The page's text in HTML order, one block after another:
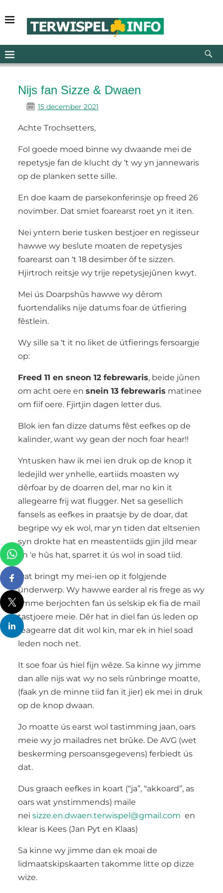
Nijs fan Sizze & Dwaen
15 december 2021
Achte Trochsetters,
Fol goede moed binne wy dwaande mei de
repetysje fan de klucht dy ‘t wy yn jannewaris
op de planken sette sille.
En doe kaam de parsekonferinsje op freed 26
novimber. Dat smiet foarearst roet yn it iten.
Nei yntern berie tusken bestjoer en regisseur
hawwe wy beslute moaten de repetysjes
foarearst oan ‘t 18 desimber ôf te sizzen.
Hjirtroch reitsje wy trije repetysjejûnen kwyt.
Mei ús Doarpshûs hawwe wy dêrom
fuortendaliks nije datums foar de útfiering
fêstlein.
Wy sille sa ‘t it no liket de útfierings fersoargje
op:
Freed 11 en sneon 12 febrewaris, beide jûnen
om acht oere en snein 13 febrewaris matinee
om fiif oere. Fjirtjin dagen letter dus.
Blok ien fan dizze datums fêst eefkes op de
kalinder, want wy gean der noch foar hear!!
Yntusken haw ik mei ien druk op de knop it
ledejild wer ynhelle, eartiids moasten wy
dêrfoar by de doarren del, mar no kin it
allegearre frij wat flugger. Net sa gesellich
fansels as eefkes in praatsje by de doar, dat
begripe wy ek wol, mar yn tiden dat eltsenien
syn drokte hat en meastentiids gjin jild mear
yn ‘e hûs hat, sparret it ús wol in soad tiid.
Dat bringt my mei-ien op it folgjende
ûnderwerp. Wy hawwe earder al ris frege as wy
jimme berjochten fan ús selskip ek fia de mail
tastjoere meie. Dêr hat in diel fan ús leden op
reagearre dat dit wol kin, mar ek in hiel soad
leden noch net.
It soe foar ús hiel fijn wêze. Sa kinne wy jimme
dan alle nijs wat wy no sels rûnbringe moatte,
(faak yn de minne tiid fan it jier) ek mei in druk
op de knop dwaan.
Jo moatte ús earst wol tastimming jaan, oars
meie wy jo mailadres net brûke. De AVG (wet
beskerming persoansgegevens) ferbiedt ús
dat.
Dus graach eefkes in koart (“ja”, “akkoard”, as
oars wat ynstimmends) maile
nei sizze.en.dwaen.terwispel@gmail.com en
klear is Kees (Jan Pyt en Klaas)
Sa kinne wy jimme dan ek moai de
lidmaatskipskaarten takomme litte op dizze
wize.